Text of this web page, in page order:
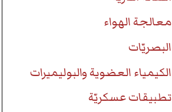
معالجة الهواء
البصريّات
الكيمياء العضوية والبوليميرات
تطبيقات عسكريّة